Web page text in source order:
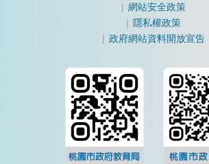
|網站安全政策
| 隱私權政策
|政府網站資料開放宣告